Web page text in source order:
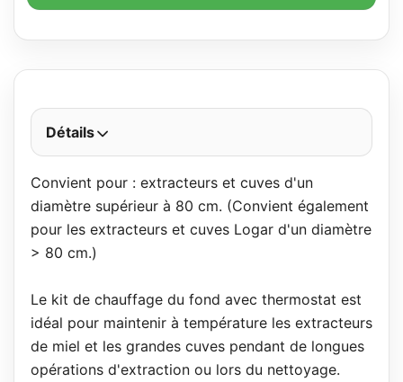
Détails
Convient pour : extracteurs et cuves d'un
diamètre supérieur à 80 cm. (Convient également
pour les extracteurs et cuves Logar d'un diamètre
> 80 cm.)
Le kit de chauffage du fond avec thermostat est
idéal pour maintenir à température les extracteurs
de miel et les grandes cuves pendant de longues
opérations d'extraction ou lors du nettoyage.